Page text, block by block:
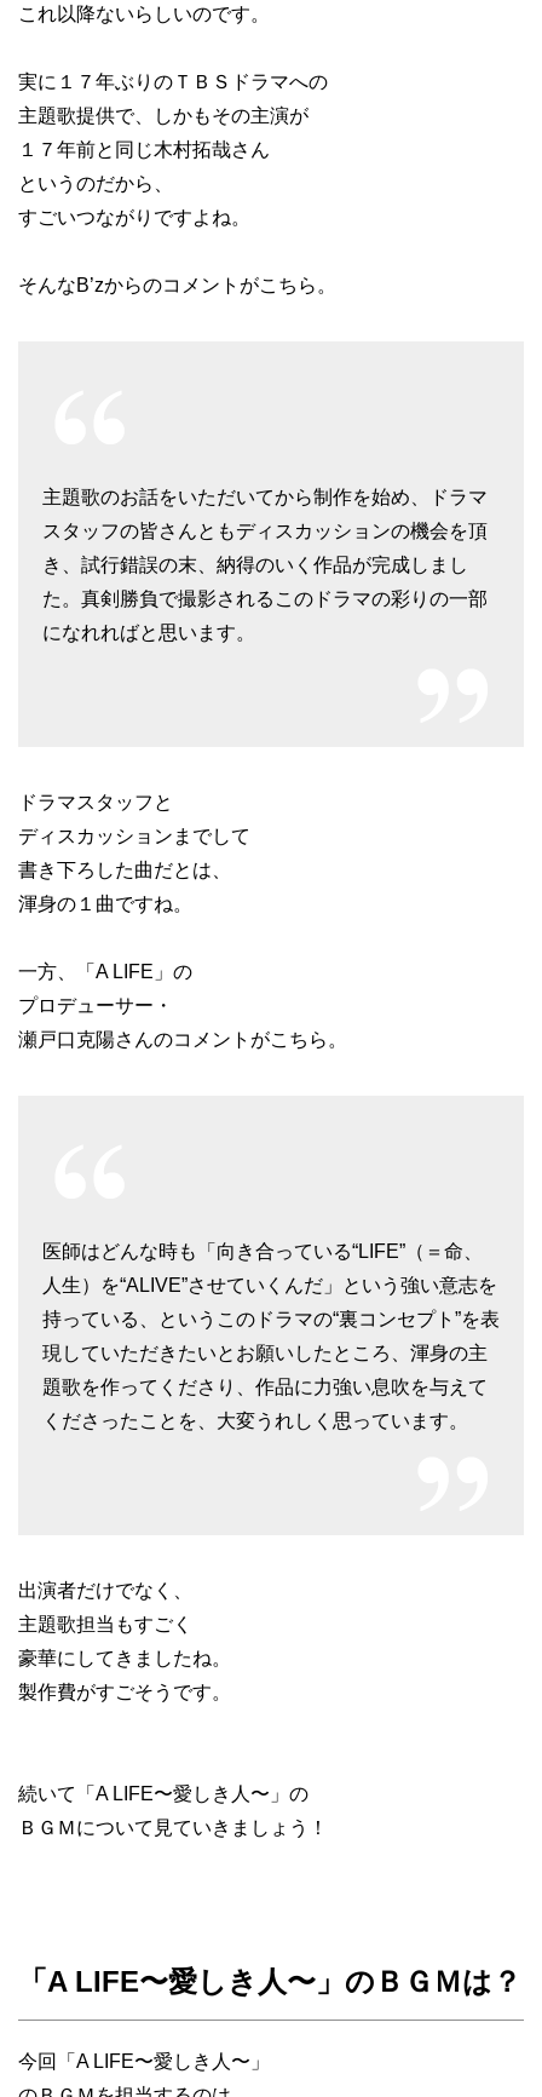
これ以降ないらしいのです。
実に１７年ぶりのＴＢＳドラマへの
主題歌提供で、しかもその主演が
１７年前と同じ木村拓哉さん
というのだから、
すごいつながりですよね。
そんなB’zからのコメントがこちら。
主題歌のお話をいただいてから制作を始め、ドラマ
スタッフの皆さんともディスカッションの機会を頂
き、試行錯誤の末、納得のいく作品が完成しまし
た。真剣勝負で撮影されるこのドラマの彩りの一部
になれればと思います。
ドラマスタッフと
ディスカッションまでして
書き下ろした曲だとは、
渾身の１曲ですね。
一方、「A LIFE」の
プロデューサー・
瀬戸口克陽さんのコメントがこちら。
医師はどんな時も「向き合っている“LIFE”（＝命、
人生）を“ALIVE”させていくんだ」という強い意志を
持っている、というこのドラマの“裏コンセプト”を表
現していただきたいとお願いしたところ、渾身の主
題歌を作ってくださり、作品に力強い息吹を与えて
くださったことを、大変うれしく思っています。
出演者だけでなく、
主題歌担当もすごく
豪華にしてきましたね。
製作費がすごそうです。
続いて「A LIFE〜愛しき人〜」の
ＢＧＭについて見ていきましょう！
「A LIFE〜愛しき人〜」のＢＧＭは？
今回「A LIFE〜愛しき人〜」